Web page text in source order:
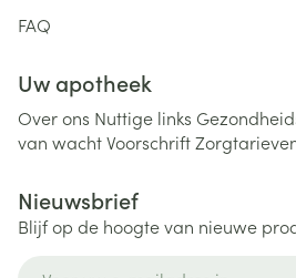
FAQ
Uw apotheek
Over ons Nuttige links
van wachtVoorschrift
Nieuwsbrief
Blijf op de hoogte van nieuwe